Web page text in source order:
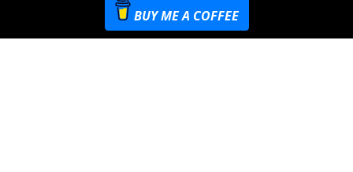
BUY ME A COFFEE